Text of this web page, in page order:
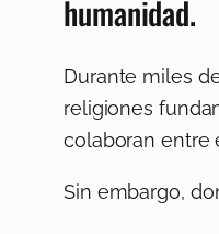
humanidad.
Durante miles
religiones
colaboran entre
Sin embargo,